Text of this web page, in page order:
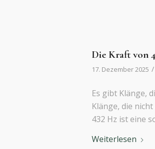
Die Kraft von
17. Dezember 2025 /
Es gibt Klänge,
Klänge, die
432 Hz ist eine
Weiterlesen